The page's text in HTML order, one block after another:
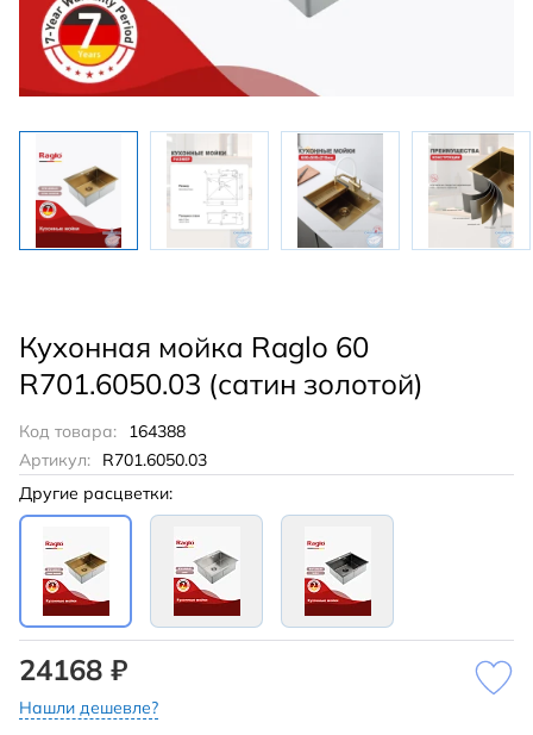
Кухонная мойка Raglo 60
R701.6050.03 (сатин золотой)
Код товара:
164388
Артикул:
R701.6050.03
Другие расцветки:
24168 ₽
Нашли дешевле?